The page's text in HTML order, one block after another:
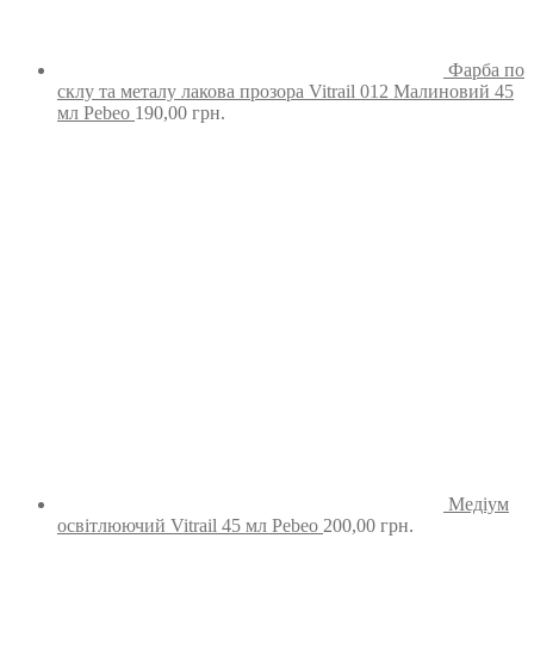
Фарба по
склу та металу лакова прозора Vitrail 012 Малиновий 45
мл Pebeo 190,00 грн.
Медіум
освітлюючий Vitrail 45 мл Pebeo 200,00 грн.